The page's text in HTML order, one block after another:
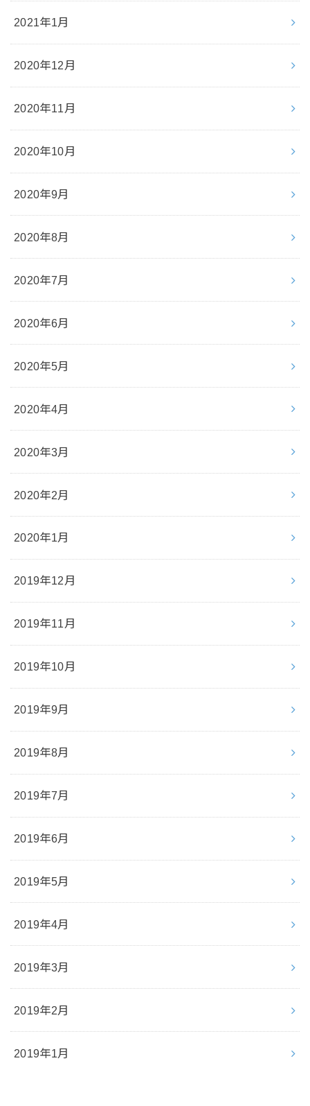
2021年1月
2020年12月
2020年11月
2020年10月
2020年9月
2020年8月
2020年7月
2020年6月
2020年5月
2020年4月
2020年3月
2020年2月
2020年1月
2019年12月
2019年11月
2019年10月
2019年9月
2019年8月
2019年7月
2019年6月
2019年5月
2019年4月
2019年3月
2019年2月
2019年1月